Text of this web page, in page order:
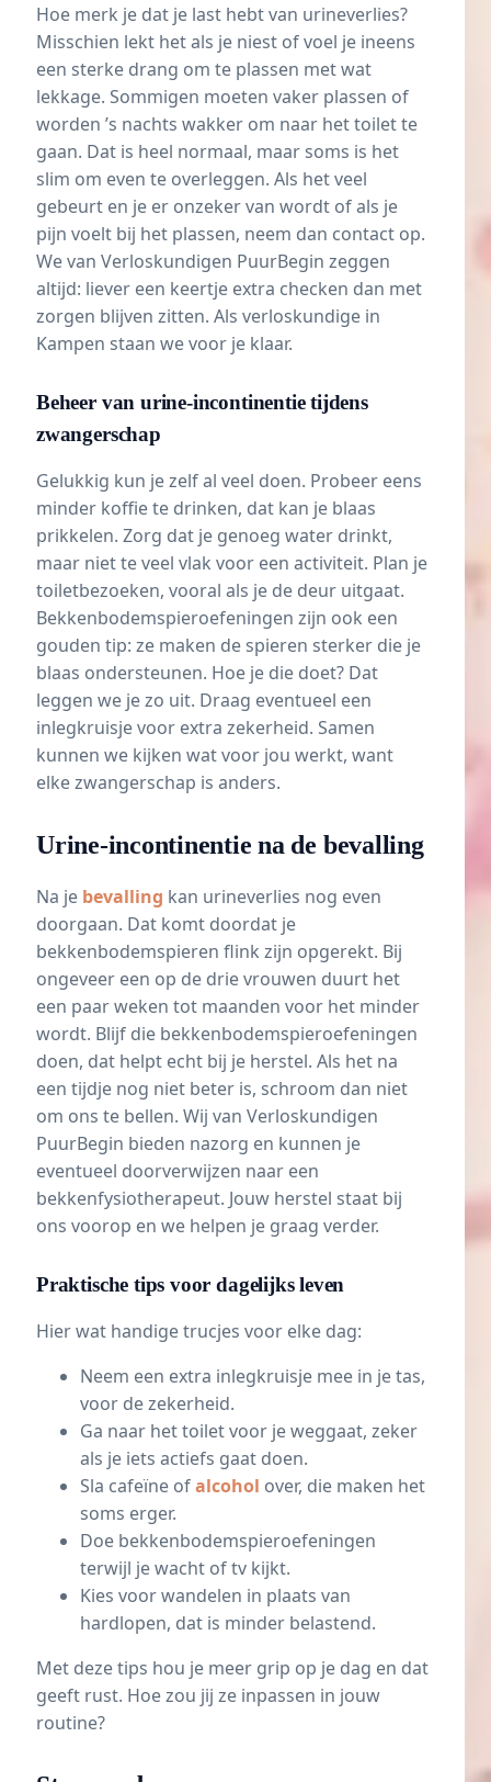
Hoe merk je dat je last hebt van urineverlies?
Misschien lekt het als je niest of voel je ineens
een sterke drang om te plassen met wat
lekkage. Sommigen moeten vaker plassen of
worden ’s nachts wakker om naar het toilet te
gaan. Dat is heel normaal, maar soms is het
slim om even te overleggen. Als het veel
gebeurt en je er onzeker van wordt of als je
pijn voelt bij het plassen, neem dan contact op.
We van Verloskundigen PuurBegin zeggen
altijd: liever een keertje extra checken dan met
zorgen blijven zitten. Als verloskundige in
Kampen staan we voor je klaar.
Beheer van urine-incontinentie tijdens
zwangerschap
Gelukkig kun je zelf al veel doen. Probeer eens
minder koffie te drinken, dat kan je blaas
prikkelen. Zorg dat je genoeg water drinkt,
maar niet te veel vlak voor een activiteit. Plan je
toiletbezoeken, vooral als je de deur uitgaat.
Bekkenbodemspieroefeningen zijn ook een
gouden tip: ze maken de spieren sterker die je
blaas ondersteunen. Hoe je die doet? Dat
leggen we je zo uit. Draag eventueel een
inlegkruisje voor extra zekerheid. Samen
kunnen we kijken wat voor jou werkt, want
elke zwangerschap is anders.
Urine-incontinentie na de bevalling
Na je bevalling kan urineverlies nog even
doorgaan. Dat komt doordat je
bekkenbodemspieren flink zijn opgerekt. Bij
ongeveer een op de drie vrouwen duurt het
een paar weken tot maanden voor het minder
wordt. Blijf die bekkenbodemspieroefeningen
doen, dat helpt echt bij je herstel. Als het na
een tijdje nog niet beter is, schroom dan niet
om ons te bellen. Wij van Verloskundigen
PuurBegin bieden nazorg en kunnen je
eventueel doorverwijzen naar een
bekkenfysiotherapeut. Jouw herstel staat bij
ons voorop en we helpen je graag verder.
Praktische tips voor dagelijks leven
Hier wat handige trucjes voor elke dag:
Neem een extra inlegkruisje mee in je tas,
voor de zekerheid.
Ga naar het toilet voor je weggaat, zeker
als je iets actiefs gaat doen.
Sla cafeïne ofalcohol over, die maken het
soms erger.
Doe bekkenbodemspieroefeningen
terwijl je wacht of tv kijkt.
Kies voor wandelen in plaats van
hardlopen, dat is minder belastend.
Met deze tips hou je meer grip op je dag en dat
geeft rust. Hoe zou jij ze inpassen in jouw
routine?